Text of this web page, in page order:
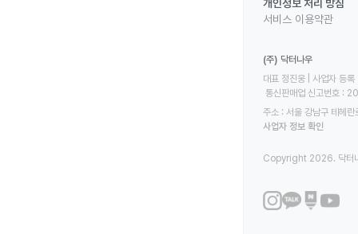
개인정보 처리 방침
서비스 이용약관
(주) 닥터나우
대표 정진웅 | 사업자
통신판매업 신고번호
주소 : 서울 강남구 테헤
사업자 정보 확인
Copyright 2026. 닥터